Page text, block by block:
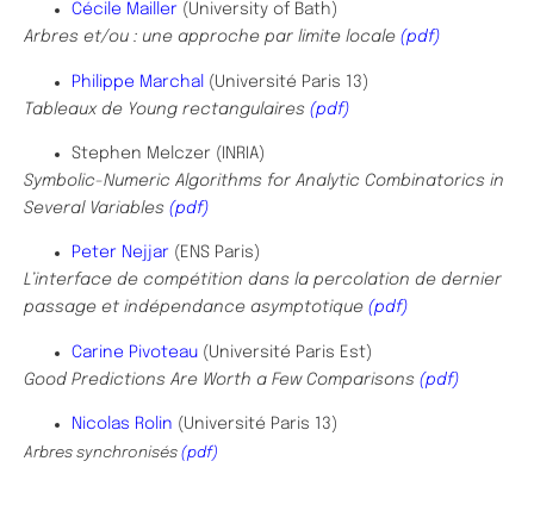
Cécile Mailler (University of Bath)
Arbres et/ou : une approche par limite locale (pdf)
Philippe Marchal (Université Paris 13)
Tableaux de Young rectangulaires (pdf)
Stephen Melczer (INRIA)
Symbolic-Numeric Algorithms for Analytic Combinatorics in
Several Variables (pdf)
Peter Nejjar (ENS Paris)
L’interface de compétition dans la percolation de dernier
passage et indépendance asymptotique (pdf)
Carine Pivoteau (Université Paris Est)
Good Predictions Are Worth a Few Comparisons (pdf)
Nicolas Rolin (Université Paris 13)
Arbres synchronisés (pdf)